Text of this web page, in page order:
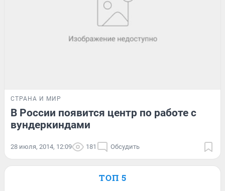
СТРАНА И МИР
В России появится центр по работе с
вундеркиндами
28 июля, 2014, 12:09 181 Обсудить
ТОП 5